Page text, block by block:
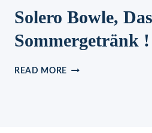
Solero Bowle,
Sommergetränk !
READ MORE SOLERO